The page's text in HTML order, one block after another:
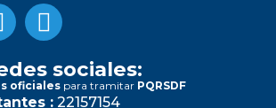
sociales:
oficiales para tramitar PQRSDF
: 22157154